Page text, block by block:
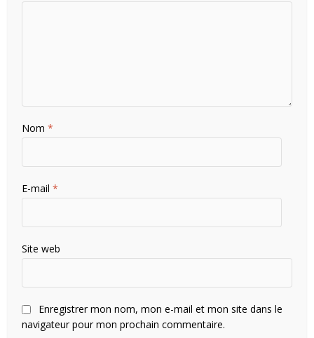
Nom*
E-mail*
Site web
Enregistrer mon nom, mon e-mail et mon site dans le
navigateur pour mon prochain commentaire.